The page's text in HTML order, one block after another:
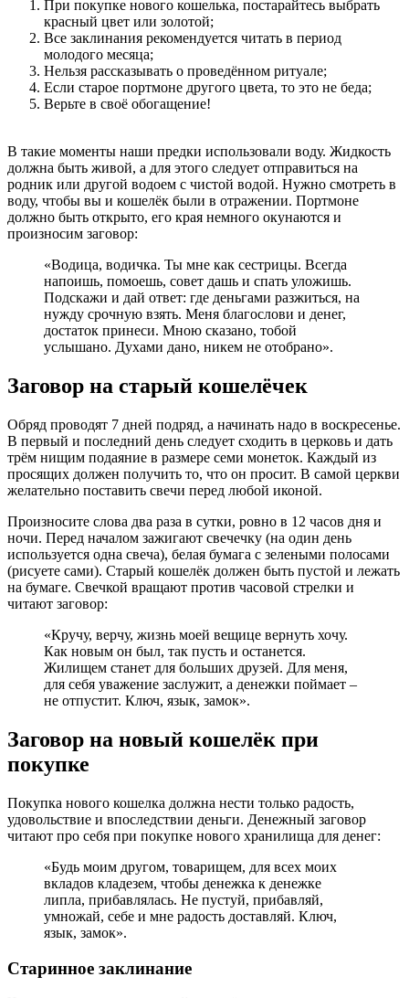
При покупке нового кошелька, постарайтесь выбрать
красный цвет или золотой;
Все заклинания рекомендуется читать в период
молодого месяца;
Нельзя рассказывать о проведённом ритуале;
Если старое портмоне другого цвета, то это не беда;
Верьте в своё обогащение!
В такие моменты наши предки использовали воду. Жидкость
должна быть живой, а для этого следует отправиться на
родник или другой водоем с чистой водой. Нужно смотреть в
воду, чтобы вы и кошелёк были в отражении. Портмоне
должно быть открыто, его края немного окунаются и
произносим заговор:
«Водица, водичка. Ты мне как сестрицы. Всегда
напоишь, помоешь, совет дашь и спать уложишь.
Подскажи и дай ответ: где деньгами разжиться, на
нужду срочную взять. Меня благослови и денег,
достаток принеси. Мною сказано, тобой
услышано. Духами дано, никем не отобрано».
Заговор на старый кошелёчек
Обряд проводят 7 дней подряд, а начинать надо в воскресенье.
В первый и последний день следует сходить в церковь и дать
трём нищим подаяние в размере семи монеток. Каждый из
просящих должен получить то, что он просит. В самой церкви
желательно поставить свечи перед любой иконой.
Произносите слова два раза в сутки, ровно в 12 часов дня и
ночи. Перед началом зажигают свечечку (на один день
используется одна свеча), белая бумага с зелеными полосами
(рисуете сами). Старый кошелёк должен быть пустой и лежать
на бумаге. Свечкой вращают против часовой стрелки и
читают заговор:
«Кручу, верчу, жизнь моей вещице вернуть хочу.
Как новым он был, так пусть и останется.
Жилищем станет для больших друзей. Для меня,
для себя уважение заслужит, а денежки поймает –
не отпустит. Ключ, язык, замок».
Заговор на новый кошелёк при
покупке
Покупка нового кошелка должна нести только радость,
удовольствие и впоследствии деньги. Денежный заговор
читают про себя при покупке нового хранилища для денег:
«Будь моим другом, товарищем, для всех моих
вкладов кладезем, чтобы денежка к денежке
липла, прибавлялась. Не пустуй, прибавляй,
умножай, себе и мне радость доставляй. Ключ,
язык, замок».
Старинное заклинание